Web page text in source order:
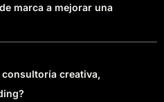
marca a mejorar una
creativa,